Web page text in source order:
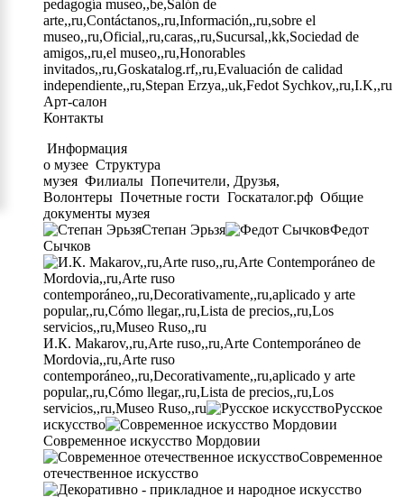
pedagogía museo,,be,Salón de
arte,,ru,Contáctanos,,ru,Información,,ru,sobre el
museo,,ru,Oficial,,ru,caras,,ru,Sucursal,,kk,Sociedad de
amigos,,ru,el museo,,ru,Honorables
invitados,,ru,Goskatalog.rf,,ru,Evaluación de calidad
independiente,,ru,Stepan Erzya,,uk,Fedot Sychkov,,ru,I.K,,ru
Арт-салон
Контакты
Информация
о музее Структура
музея Филиалы Попечители, Друзья,
Волонтеры Почетные гости Госкаталог.рф Общие
документы музея
Степан Эрьзя
Федот
Сычков
И.К. Makarov,,ru,Arte ruso,,ru,Arte Contemporáneo de
Mordovia,,ru,Arte ruso
contemporáneo,,ru,Decorativamente,,ru,aplicado y arte
popular,,ru,Cómo llegar,,ru,Lista de precios,,ru,Los
servicios,,ru,Museo Ruso,,ru
Русское
искусство
Современное искусство Мордовии
Современное
отечественное искусство